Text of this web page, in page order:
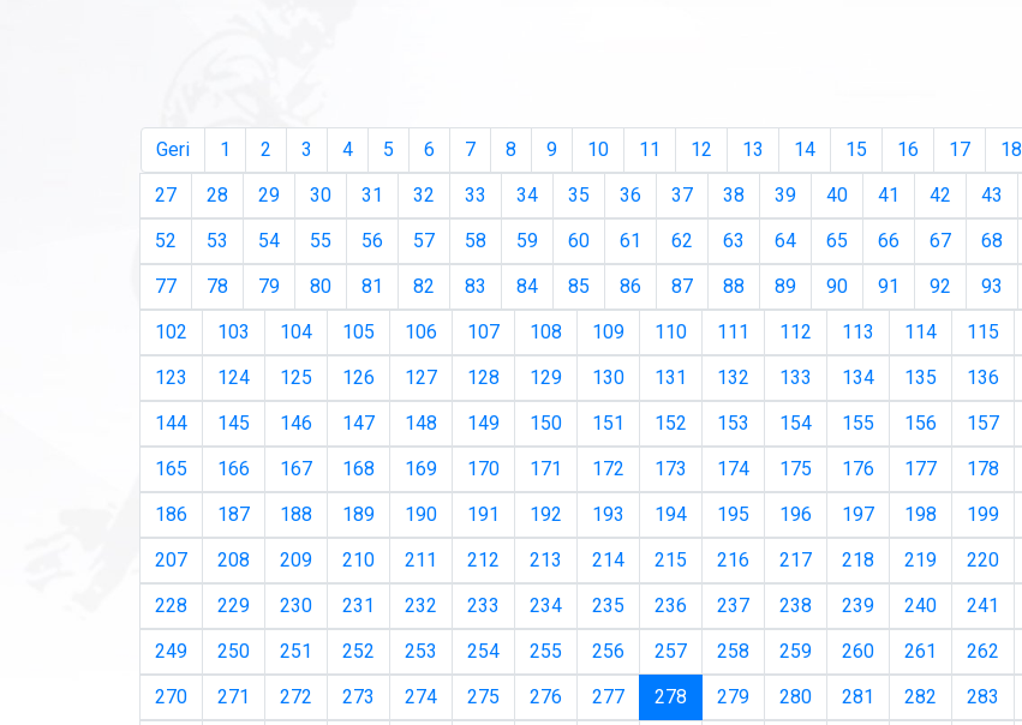
Geri 1 2 3 4 5 6 7 8 9 10 11 12 13 14 15 16 17 18
27
28 29 30 31 32 33 34 35 36 37 38 39 40 41 42 43
52
53 54 55 56 57 58 59 60 61 62 63 64 65 66 67 68
77
78 79 80 81 82 83 84 85 86 87 88 89 90 91 92 93
102
103 104 105 106 107 108 109 110 111 112 113 114 115
123
124 125 126 127 128 129 130 131 132 133 134 135 136
144
145 146 147 148 149 150 151 152 153 154 155 156 157
165
166 167 168 169 170 171 172 173 174 175 176 177 178
186
187 188 189 190 191 192 193 194 195 196 197 198 199
207
208 209 210 211 212 213 214 215 216 217 218 219 220
228
229 230 231 232 233 234 235 236 237 238 239 240 241
249
250 251 252 253 254 255 256 257 258 259 260 261 262
270
271 272 273 274 275 276 277 278 (current)
279 280 281 282 283